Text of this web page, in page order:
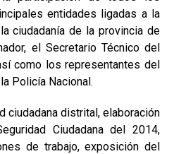
entidades ligadas a la
ciudadanía de la provincia de
el Secretario Técnico del
como los representantes del
Policía Nacional.
ciudadana distrital, elaboración
Ciudadana del 2014,
de trabajo, exposición del